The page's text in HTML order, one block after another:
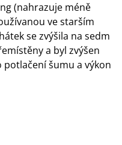
(nahrazuje méně
ve starším
se zvýšila na sedm
a byl zvýšen
potlačení šumu a výkon